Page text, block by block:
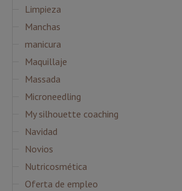
Limpieza
Manchas
manicura
Maquillaje
Massada
Microneedling
My silhouette coaching
Navidad
Novios
Nutricosmética
Oferta de empleo